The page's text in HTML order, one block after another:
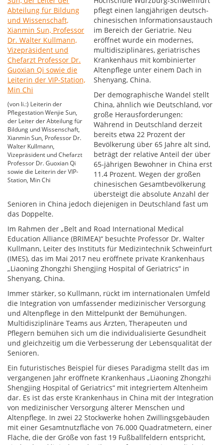
(von li.:) Leiterin der
Pflegestation Wenjie Sun,
der Leiter der Abteilung für
Bildung und Wissenschaft,
Xianmin Sun, Professor Dr.
Walter Kullmann,
Vizepräsident und Chefarzt
Professor Dr. Guoxian Qi
sowie die Leiterin der VIP-
Station, Min Chi
pflegt einen langjährigen deutsch-
chinesischen Informationsaustauch
im Bereich der Geriatrie. Neu
eröffnet wurde ein modernes,
multidisziplinäres, geriatrisches
Krankenhaus mit kombinierter
Altenpflege unter einem Dach in
Shenyang, China.
Der demographische Wandel stellt
China, ähnlich wie Deutschland, vor
große Herausforderungen:
Während in Deutschland derzeit
bereits etwa 22 Prozent der
Bevölkerung über 65 Jahre alt sind,
beträgt der relative Anteil der über
65-jährigen Bewohner in China erst
11.4 Prozent. Wegen der großen
chinesischen Gesamtbevölkerung
übersteigt die absolute Anzahl der
Senioren in China jedoch diejenigen in Deutschland fast um
das Doppelte.
Im Rahmen der „Belt and Road International Medical
Education Alliance (BRIMEA)“ besuchte Professor Dr. Walter
Kullmann, Leiter des Instituts für Medizintechnik Schweinfurt
(IMES), das im Mai 2017 neu eröffnete private Krankenhaus
„Liaoning Zhongzhi Shengjing Hospital of Geriatrics“ in
Shenyang, China.
Immer stärker, so Kullmann, rückt im internationalen Umfeld
die Integration von umfassender medizinischer Versorgung
und Altenpflege in den Mittelpunkt der Bemühungen.
Multidisziplinäre Teams aus Ärzten, Therapeuten und
Pflegern bemühen sich um die individualisierte Gesundheit
und gleichzeitig um die Verbesserung der Lebensqualität der
Senioren.
Ein futuristisches Beispiel für dieses Paradigma stellt das im
vergangenen Jahr eröffnete Krankenhaus „Liaoning Zhongzhi
Shengjing Hospital of Geriatrics“ mit integriertem Altenheim
dar. Es ist das erste Krankenhaus in China mit der Integration
von medizinischer Versorgung älterer Menschen und
Altenpflege. In zwei 22 Stockwerke hohen Zwillingsgebäuden
mit einer Gesamtnutzfläche von 76.000 Quadratmetern, einer
Fläche, die der Größe von fast 19 Fußballfeldern entspricht,